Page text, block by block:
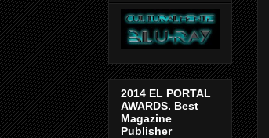
2014 EL PORTAL
AWARDS. Best
Magazine
Publisher